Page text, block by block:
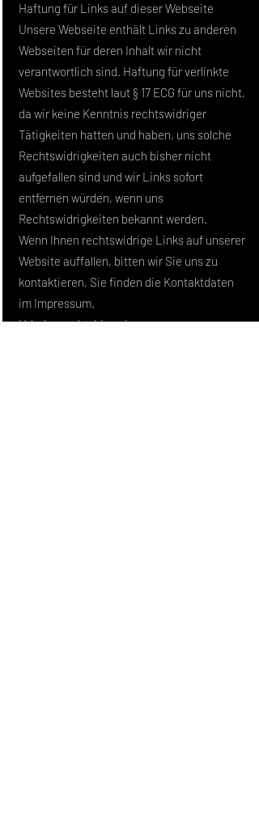
Haftung für Links auf dieser Webseite
Unsere Webseite enthält Links zu anderen
Webseiten für deren Inhalt wir nicht
verantwortlich sind. Haftung für verlinkte
Websites besteht laut § 17 ECG für uns nicht,
da wir keine Kenntnis rechtswidriger
Tätigkeiten hatten und haben, uns solche
Rechtswidrigkeiten auch bisher nicht
aufgefallen sind und wir Links sofort
entfernen würden, wenn uns
Rechtswidrigkeiten bekannt werden.
Wenn Ihnen rechtswidrige Links auf unserer
Website auffallen, bitten wir Sie uns zu
kontaktieren, Sie finden die Kontaktdaten
im Impressum.
Urheberrechtshinweis